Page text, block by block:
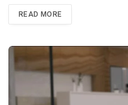
READ MORE